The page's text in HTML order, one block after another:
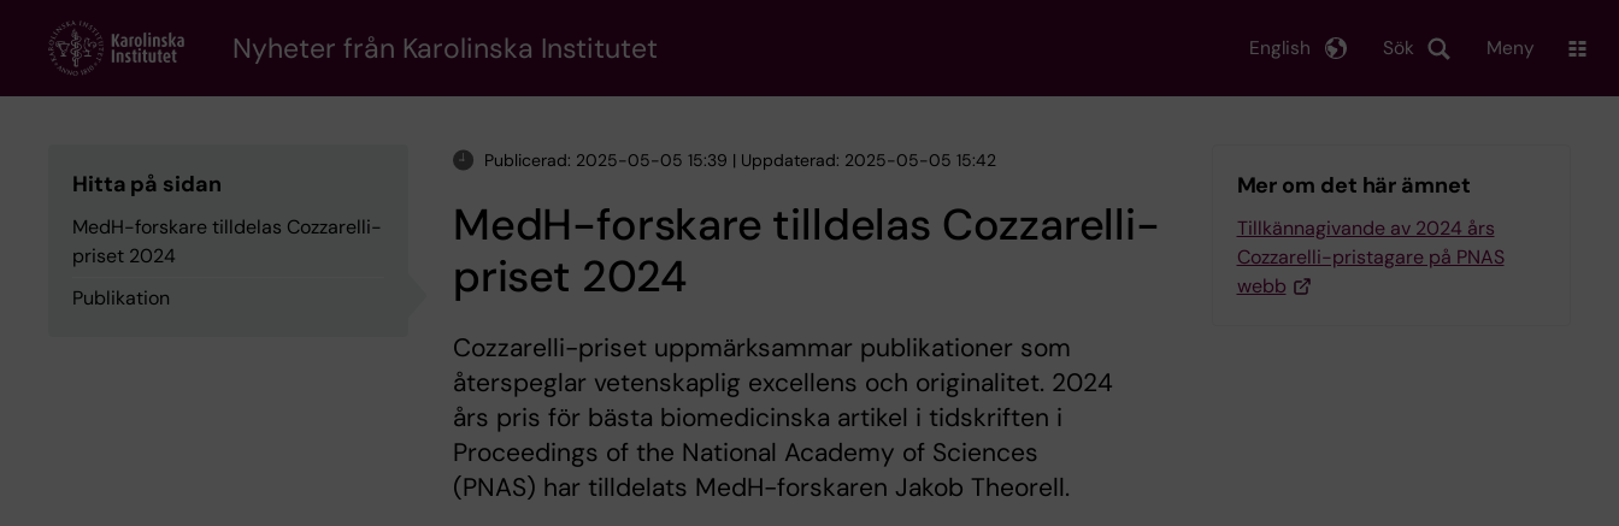
content
Nyheter från Karolinska Institutet Sök
English Meny
Hitta på sidan
MedH-forskare tilldelas Cozzarelli-
priset 2024
Publikation
Publicerad: 2025-05-05 15:39 | Uppdaterad: 2025-05-05 15:42
MedH-forskare tilldelas Cozzarelli-
priset 2024
Cozzarelli-priset uppmärksammar publikationer som
återspeglar vetenskaplig excellens och originalitet. 2024
års pris för bästa biomedicinska artikel i tidskriften i
Proceedings of the National Academy of Sciences
(PNAS) har tilldelats MedH-forskaren Jakob Theorell.
Mer om det här ämnet
Tillkännagivande av 2024 års
Cozzarelli-pristagare på PNAS
webb